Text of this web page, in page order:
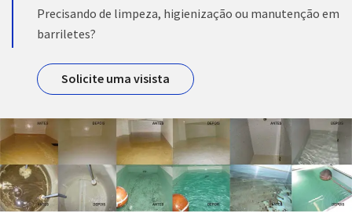
Precisando de limpeza, higienização ou manutenção em
barriletes?
Solicite uma visista